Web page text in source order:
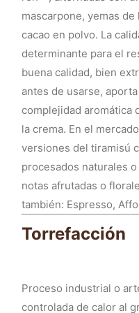
mascarpone, yemas
cacao en polvo. La
determinante para el
buena calidad, bien
antes de usarse,
complejidad aromática
la crema. En el
versiones del tiramisú
procesados naturales
notas afrutadas o
también: Espresso,
Torrefacción
Proceso industrial o
controlada de calor al